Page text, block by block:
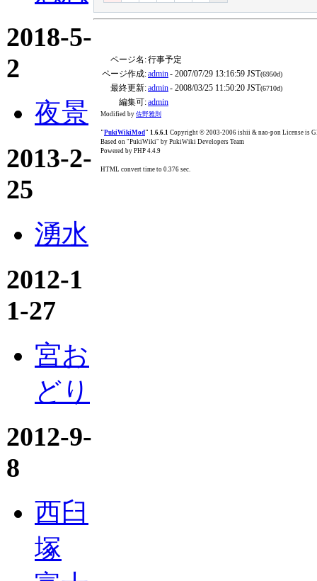
2018-5-
2
夜景
2013-2-
25
湧水
2012-1
1-27
宮お
どり
2012-9-
8
西臼
塚
ページ名:行事予定
ページ作成:admin- 2007/07/29 13:16:59 JST(6950d)
最終更新:admin- 2008/03/25 11:50:20 JST(6710d)
編集可:admin
Modified by 佐野雅則
"PukiWikiMod" 1.6.6.1 Copyright © 2003-2006 ishii & nao-pon License is
Based on "PukiWiki" by PukiWiki Developers Team
Powered by PHP 4.4.9
HTML convert time to 0.376 sec.